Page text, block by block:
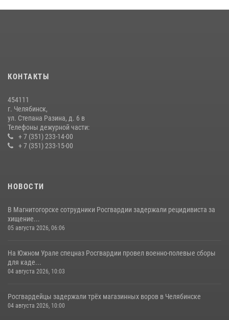
08 июля 2026, 12:05
КОНТАКТЫ
454111
г. Челябинск,
ул. Степана Разина, д. 6 в
Телефоны дежурной части:
+ 7 (351) 233-14-00
+ 7 (351) 233-15-00
НОВОСТИ
В Магнитогорске сотрудники Росгвардии задержали рецидивиста за
хищение...
05 августа 2026, 06:06
На Южном Урале спецназ Росгвардии провел военно-полевые сборы
для каде...
04 августа 2026, 10:03
Росгвардейцы задержали трёх магазинных воров в Челябинске
04 августа 2026, 10:00